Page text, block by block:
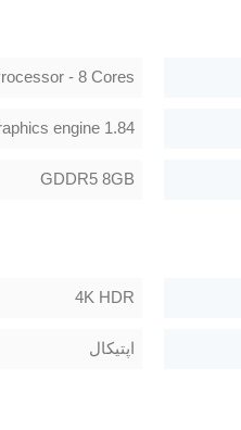
- 8 Cores
1.84 TFLOPS, AMD Radeon™ based graphics engine
GDDR5 8GB
4K HDR
اپتیکال